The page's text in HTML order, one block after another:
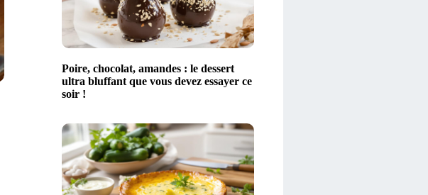
Poire, chocolat, amandes : le dessert
ultra bluffant que vous devez essayer ce
soir !